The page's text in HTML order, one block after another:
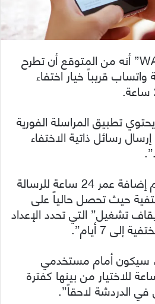
ذكر موقع “WABetaInfo” أنه من المتوقع أن تطرح
قريباً خيار اختفاء
تطبيق المراسلة الفورية
رسائل ذاتية الاختفاء
وبين الموقع أنه “ستتم إضافة عمر 24 ساعة للرسالة
حيث تحصل حالياً على
تشغيل” التي تحدد الإعداد
إلى 7 أيام”.
سيكون أمام مستخدمي
7 أيام أو 24 ساعة للاختيار من بينها كفترة
الدردشة لاحقاً”.